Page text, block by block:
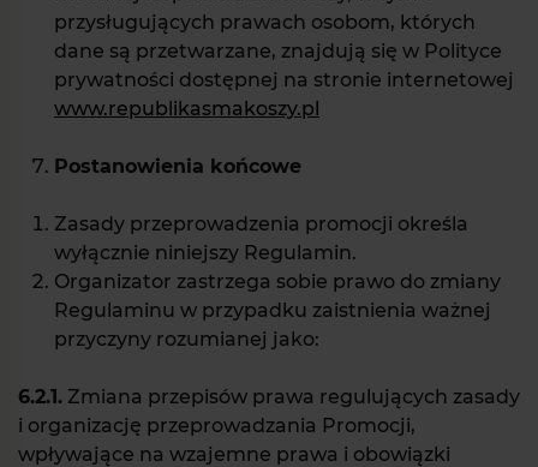
przysługujących prawach osobom, których
dane są przetwarzane, znajdują się w Polityce
prywatności dostępnej na stronie internetowej
www.republikasmakoszy.pl
Postanowienia końcowe
Zasady przeprowadzenia promocji określa
wyłącznie niniejszy Regulamin.
Organizator zastrzega sobie prawo do zmiany
Regulaminu w przypadku zaistnienia ważnej
przyczyny rozumianej jako:
6.2.1. Zmiana przepisów prawa regulujących zasady
i organizację przeprowadzania Promocji,
wpływające na wzajemne prawa i obowiązki